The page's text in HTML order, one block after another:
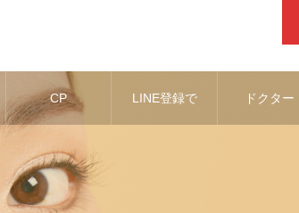
CP LINE登録で ドクター